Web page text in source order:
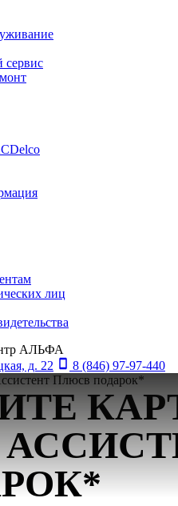
сервис
лиц
АЛЬФА
д. 22
8 (846) 97-97-440